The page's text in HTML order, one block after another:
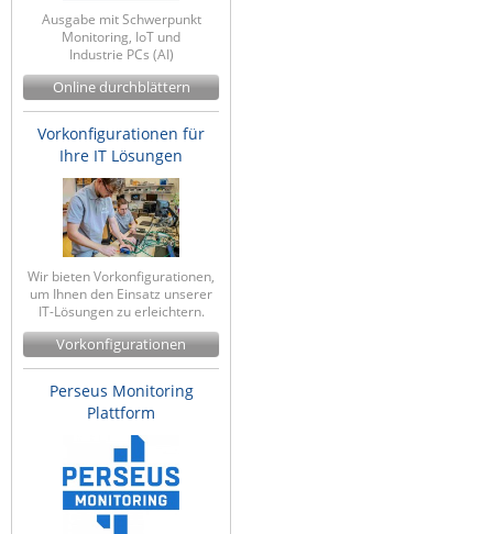
TEKTELIC
Teltonika
Unwired Networks
Vision
WATTECO
Westermo
Yuasa
ZPE Systems
News zu unseren Herstellern
Ausgabe mit Schwerpunkt
Monitoring, IoT und
Industrie PCs (AI)
Online durchblättern
Vorkonfigurationen für
Ihre IT Lösungen
Wir bieten Vorkonfigurationen,
um Ihnen den Einsatz unserer
IT-Lösungen zu erleichtern.
Vorkonfigurationen
Perseus Monitoring
Plattform